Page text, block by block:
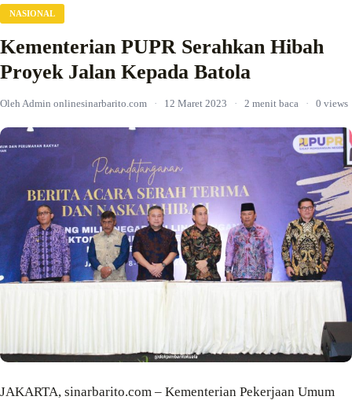
NASIONAL
Kementerian PUPR Serahkan Hibah
Proyek Jalan Kepada Batola
Oleh Admin onlinesinarbarito.com · 12 Maret 2023 · 2 menit baca · 0 views
JAKARTA, sinarbarito.com – Kementerian Pekerjaan Umum